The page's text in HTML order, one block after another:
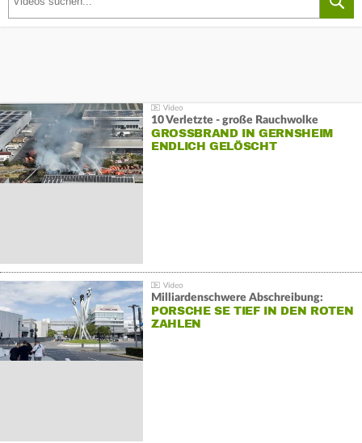
10 Verletzte - große Rauchwolke
GROSSBRAND IN GERNSHEIM E
NDLICH GELÖSCHT
Milliardenschwere Abschreibung:
PORSCHE SE TIEF IN DEN ROTEN
ZAHLEN